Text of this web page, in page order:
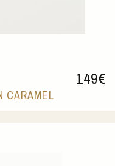
149€
CARAMEL